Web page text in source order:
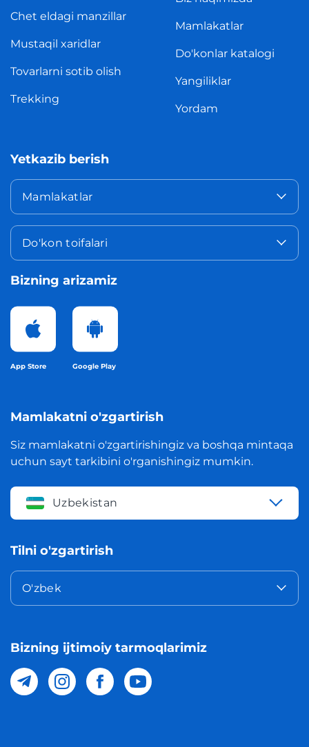
Chet eldagi manzillar
Mustaqil xaridlar
Tovarlarni sotib olish
Trekking
Mamlakatlar
Do'konlar katalogi
Yangiliklar
Yordam
Yetkazib berish
Mamlakatlar
Do'kon toifalari
Bizning arizamiz
App Store Google Play
Mamlakatni o'zgartirish
Siz mamlakatni o'zgartirishingiz va boshqa mintaqa
uchun sayt tarkibini o'rganishingiz mumkin.
Uzbekistan
Tilni o'zgartirish
O'zbek
Bizning ijtimoiy tarmoqlarimiz